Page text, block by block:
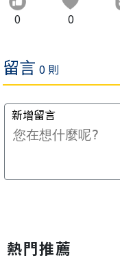
0 0
熱門推薦